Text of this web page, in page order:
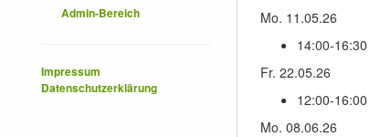
Admin-Bereich
Impressum
Datenschutzerklärung
Mo. 11.05.26
14:00-
Fr. 22.05.26
12:00-
Mo. 08.06.26